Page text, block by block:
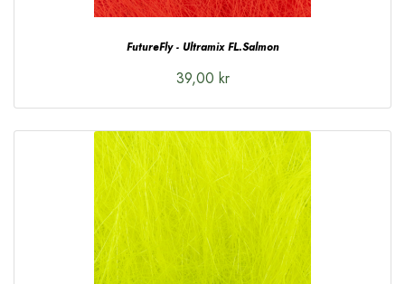
FutureFly - Ultramix FL.Salmon
39,00 kr